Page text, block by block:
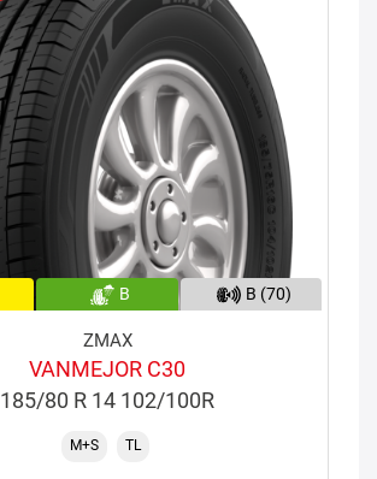
B B (70)
ZMAX
VANMEJOR C30
185/80 R 14 102/100R
M+S TL